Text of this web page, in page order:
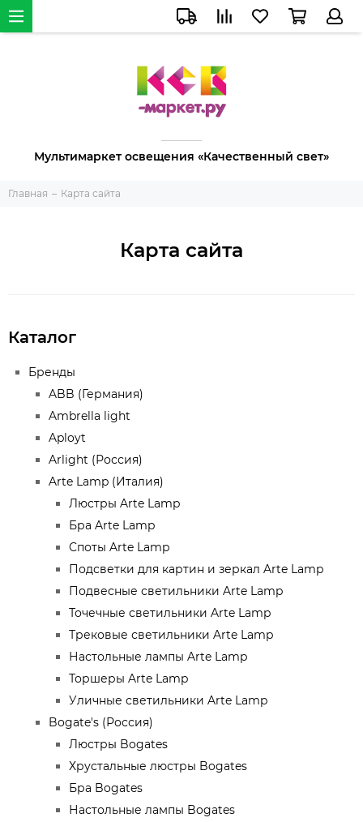
Мультимаркет освещения «Качественный свет»
Главная Карта сайта
Карта сайта
Каталог
Бренды
ABB (Германия)
Ambrella light
Aployt
Arlight (Россия)
Arte Lamp (Италия)
Люстры Arte Lamp
Бра Arte Lamp
Споты Arte Lamp
Подсветки для картин и зеркал Arte Lamp
Подвесные светильники Arte Lamp
Точечные светильники Arte Lamp
Трековые светильники Arte Lamp
Настольные лампы Arte Lamp
Торшеры Arte Lamp
Уличные светильники Arte Lamp
Bogate's (Россия)
Люстры Bogates
Хрустальные люстры Bogates
Бра Bogates
Настольные лампы Bogates